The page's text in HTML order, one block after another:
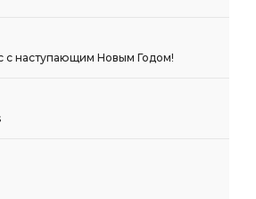
с наступающим Новым Годом!